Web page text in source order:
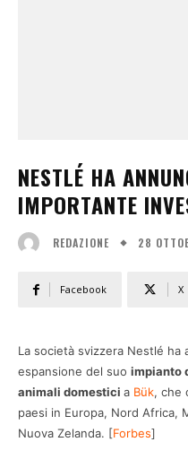
NESTLÉ HA
IMPORTANTE
REDAZIONE 28
Facebook X
La società svizzera Nestlé ha
espansione del suo impianto
animali domestici a Bük, che
paesi in Europa, Nord Africa,
Nuova Zelanda. [Forbes]